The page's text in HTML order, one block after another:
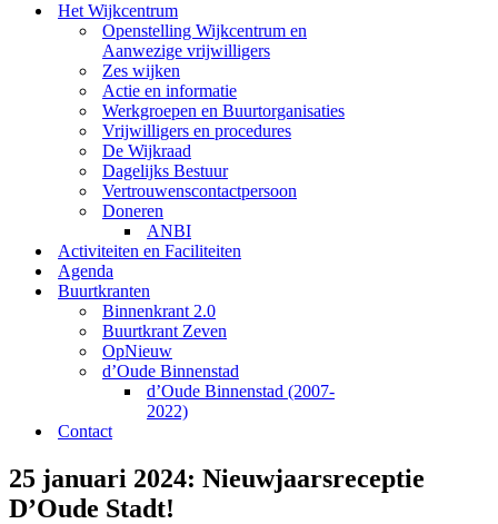
Het Wijkcentrum
Openstelling Wijkcentrum en
Aanwezige vrijwilligers
Zes wijken
Actie en informatie
Werkgroepen en Buurtorganisaties
Vrijwilligers en procedures
De Wijkraad
Dagelijks Bestuur
Vertrouwenscontactpersoon
Doneren
ANBI
Activiteiten en Faciliteiten
Agenda
Buurtkranten
Binnenkrant 2.0
Buurtkrant Zeven
OpNieuw
d’Oude Binnenstad
d’Oude Binnenstad (2007-
2022)
Contact
25 januari 2024: Nieuwjaarsreceptie
D’Oude Stadt!